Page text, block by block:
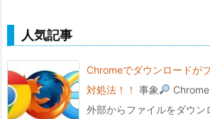
人気記事
Chromeでダウンロードが
対処法！！ 事象
外部からファイルをダウン